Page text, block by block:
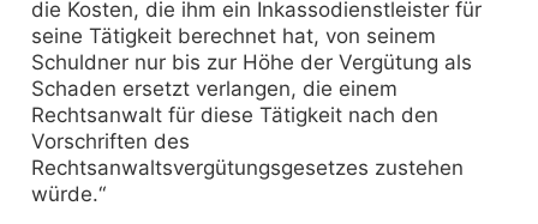
die Kosten, die ihm ein Inkassodienstleister für
seine Tätigkeit berechnet hat, von seinem
Schuldner nur bis zur Höhe der Vergütung als
Schaden ersetzt verlangen, die einem
Rechtsanwalt für diese Tätigkeit nach den
Vorschriften des
Rechtsanwaltsvergütungsgesetzes zustehen
würde.“